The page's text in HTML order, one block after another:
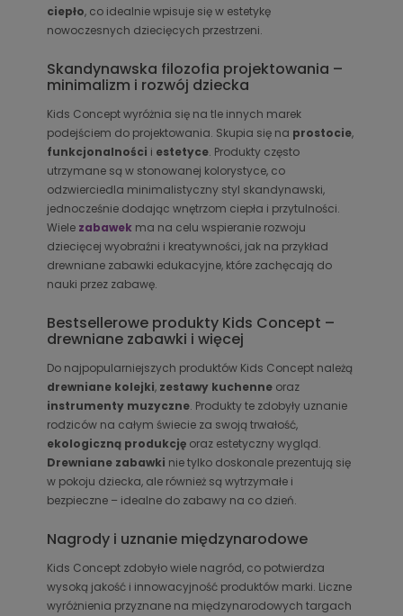
ciepło, co idealnie wpisuje się w estetykę
nowoczesnych dziecięcych przestrzeni.
Skandynawska filozofia projektowania –
minimalizm i rozwój dziecka
Kids Concept wyróżnia się na tle innych marek
podejściem do projektowania. Skupia się na prostocie,
funkcjonalności i estetyce. Produkty często
utrzymane są w stonowanej kolorystyce, co
odzwierciedla minimalistyczny styl skandynawski,
jednocześnie dodając wnętrzom ciepła i przytulności.
Wiele zabawek ma na celu wspieranie rozwoju
dziecięcej wyobraźni i kreatywności, jak na przykład
drewniane zabawki edukacyjne, które zachęcają do
nauki przez zabawę.
Bestsellerowe produkty Kids Concept –
drewniane zabawki i więcej
Do najpopularniejszych produktów Kids Concept należą
drewniane kolejki, zestawy kuchenne oraz
instrumenty muzyczne. Produkty te zdobyły uznanie
rodziców na całym świecie za swoją trwałość,
ekologiczną produkcję oraz estetyczny wygląd.
Drewniane zabawki nie tylko doskonale prezentują się
w pokoju dziecka, ale również są wytrzymałe i
bezpieczne – idealne do zabawy na co dzień.
Nagrody i uznanie międzynarodowe
Kids Concept zdobyło wiele nagród, co potwierdza
wysoką jakość i innowacyjność produktów marki. Liczne
wyróżnienia przyznane na międzynarodowych targach